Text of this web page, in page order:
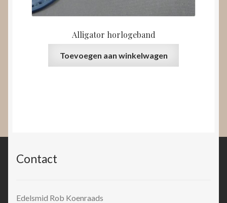
Alligator horlogeband
Toevoegen aan winkelwagen
Contact
Edelsmid Rob Koenraads